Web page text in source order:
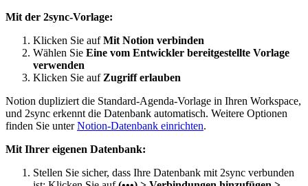
Mit der 2sync-Vorlage:
Klicken Sie aufMit Notion verbinden
Wählen Sie Eine vom Entwickler bereitgestellte Vorlage
verwenden
Klicken Sie auf Zugriff erlauben
Notion dupliziert die Standard-Agenda-Vorlage in Ihren Workspace,
und 2sync erkennt die Datenbank automatisch. Weitere Optionen
finden Sie unterNotion-Datenbank einrichten.
Mit Ihrer eigenen Datenbank:
Stellen Sie sicher, dass Ihre Datenbank mit 2sync verbunden